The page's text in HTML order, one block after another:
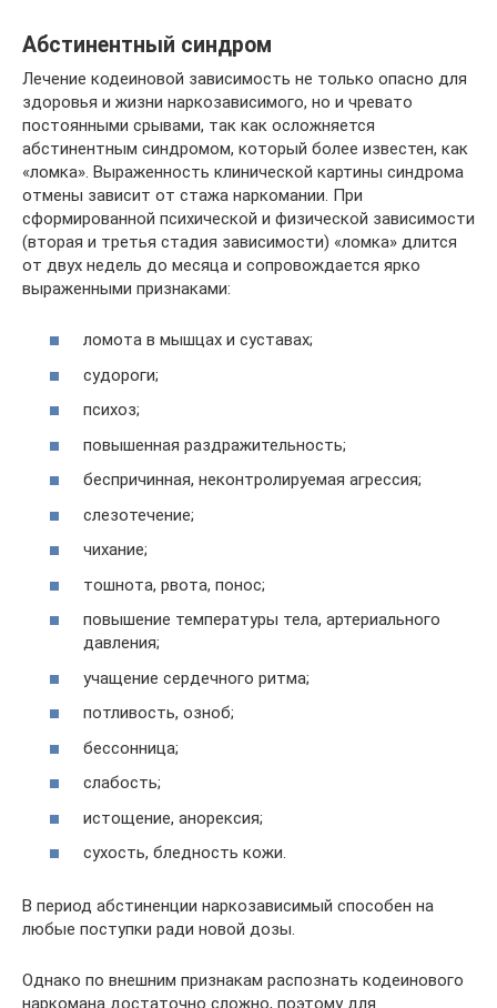
Абстинентный синдром
Лечение кодеиновой зависимость не только опасно для
здоровья и жизни наркозависимого, но и чревато
постоянными срывами, так как осложняется
абстинентным синдромом, который более известен, как
«ломка». Выраженность клинической картины синдрома
отмены зависит от стажа наркомании. При
сформированной психической и физической зависимости
(вторая и третья стадия зависимости) «ломка» длится
от двух недель до месяца и сопровождается ярко
выраженными признаками:
ломота в мышцах и суставах;
судороги;
психоз;
повышенная раздражительность;
беспричинная, неконтролируемая агрессия;
слезотечение;
чихание;
тошнота, рвота, понос;
повышение температуры тела, артериального
давления;
учащение сердечного ритма;
потливость, озноб;
бессонница;
слабость;
истощение, анорексия;
сухость, бледность кожи.
В период абстиненции наркозависимый способен на
любые поступки ради новой дозы.
Однако по внешним признакам распознать кодеинового
наркомана достаточно сложно, поэтому для